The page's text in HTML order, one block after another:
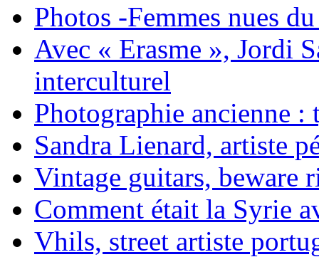
Photos -Femmes nues
Avec « Erasme », Jordi
interculturel
Photographie ancienne :
Sandra Lienard, artiste
Vintage guitars, beware
Comment était la Syrie
Vhils, street artiste